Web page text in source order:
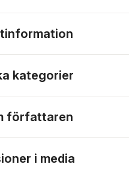
kategorier
författaren
i media